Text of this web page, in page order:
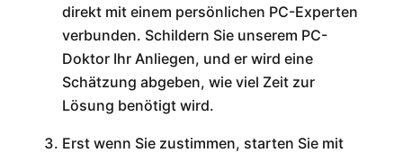
direkt mit einem persönlichen PC-Experten
verbunden. Schildern Sie unserem PC-
Doktor Ihr Anliegen, und er wird eine
Schätzung abgeben, wie viel Zeit zur
Lösung benötigt wird.
Erst wenn Sie zustimmen, starten Sie mit